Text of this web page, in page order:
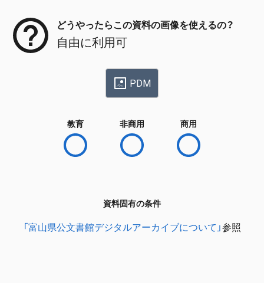
どうやったらこの資料の画像を使えるの？
自由に利用可
PDM
教育 非商用 商用
資料固有の条件
「富山県公文書館デジタルアーカイブについて」参照